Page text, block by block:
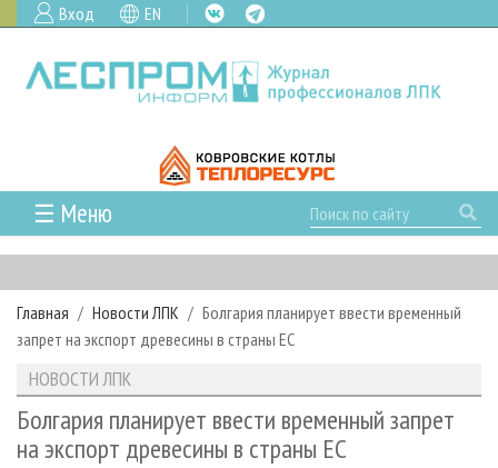
Вход EN
☰ Меню
ГЛАВНАЯ
РУБРИКИ И ТЕМЫ
РУБРИКИ ЖУРНАЛА
ЛЕСОЗАГОТОВКА
ЛЕСОПИЛЕНИЕ
НОВОСТИ
НОВОСТИ ЛПК
НОВОСТИ ЖУРНАЛА
ПРОЕКТЫ ЛПИ
АНАЛИТИКА
ПРЕДПРИЯТИЯ ЛПК
АРХИВ ЖУРНАЛОВ
О ЖУРНАЛЕ
Главная Новости ЛПК
Болгария планирует ввести временный
запрет на экспорт древесины в страны ЕС
НОВОСТИ ЛПК
Болгария планирует ввести временный запрет
на экспорт древесины в страны ЕС